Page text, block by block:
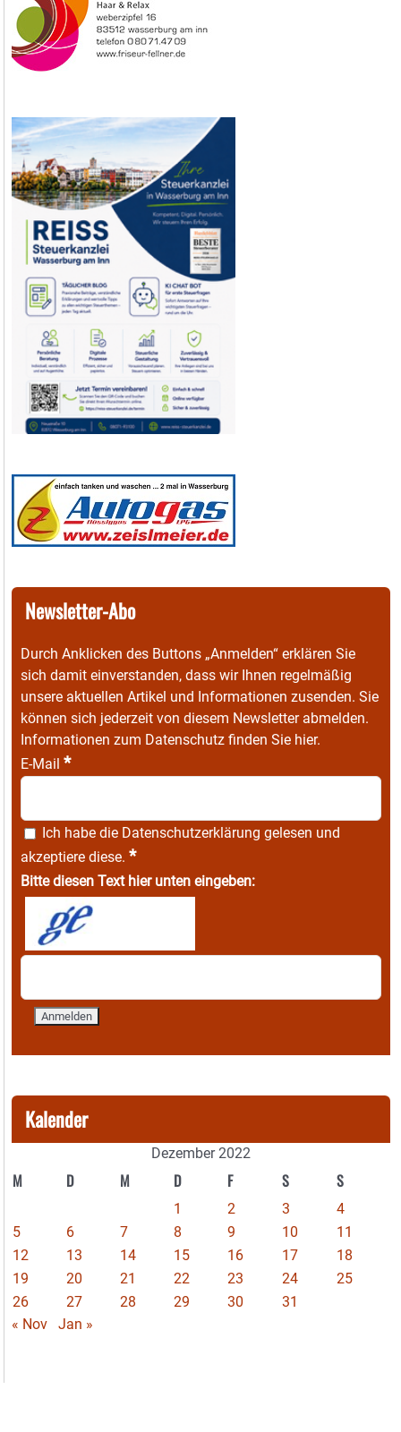
Newsletter-Abo
Durch Anklicken des Buttons „Anmelden“ erklären Sie
sich damit einverstanden, dass wir Ihnen regelmäßig
unsere aktuellen Artikel und Informationen zusenden. Sie
können sich jederzeit von diesem Newsletter abmelden.
Informationen zum Datenschutz finden Sie hier.
E-Mail *
Ich habe die Datenschutzerklärung gelesen und
akzeptiere diese. *
Bitte diesen Text hier unten eingeben:
Kalender
Dezember 2022
M D M D F S S
1 2 3
4
5
6 7 8 9 10
11
12
13 14 15 16 17
18
19
20 21 22 23 24
25
26
27 28 29 30
31
« Nov
Jan »